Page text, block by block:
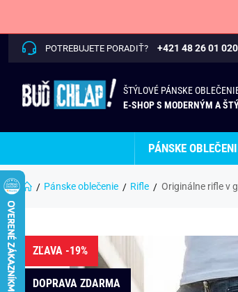
POTREBUJETE PORADIŤ? +421 48 26 01 020
ŠTÝLOVÉ PÁNSKE
E-SHOP S MODERNÝM A
PÁNSKE
Pánske oblečenie Rifle Originálne rifle v
ZĽAVA -19%
DOPRAVA ZDARMA